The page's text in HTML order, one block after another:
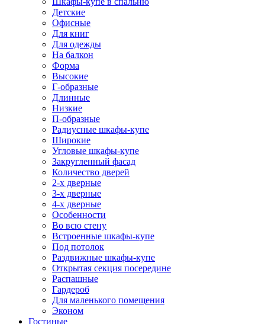
Детские
Офисные
Для книг
Для одежды
На балкон
Форма
Высокие
Г-образные
Длинные
Низкие
П-образные
Радиусные шкафы-купе
Широкие
Угловые шкафы-купе
Закругленный фасад
Количество дверей
2-х дверные
3-х дверные
4-х дверные
Особенности
Во всю стену
Встроенные шкафы-купе
Под потолок
Раздвижные шкафы-купе
Открытая секция посередине
Распашные
Гардероб
Для маленького помещения
Эконом
Гостиные